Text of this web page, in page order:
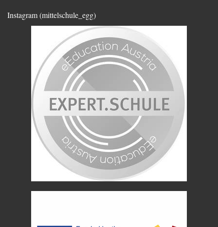
Instagram (mittelschule_egg)